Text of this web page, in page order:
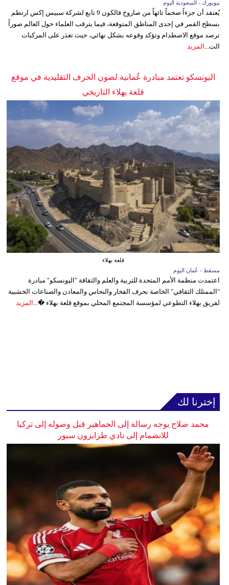
نيويورك - السعودية اليوم
يُعتقد أن جزءاً ضخماً تائهاً من صاروخ فالكون 9 تابع لشركة سبيس إكس ارتطم
بسطح القمر في إحدى المناطق المتوقعة، فيما يترقب العلماء حول العالم صوراً
ترصد موقع الاصطدام وتؤكد وقوعه بشكل نهائي، حيث تعذر على المركبات
الت... المزيد
اليونسكو تعتمد مبادرة عُمانية لصون الحرف التقليدية في موقع
قلعة بهلاء التاريخي
قلعة بهلاء
مسقط - عُمان اليوم
اعتمدت منظمة الأمم المتحدة للتربية والعلم والثقافة "اليونسكو" مبادرة
"الممتلك الثقافي" الخاصة بحرف الفخار والنحاس والمعادن والصناعات الخشبية
لفريق بهلاء التطوعي لمؤسسة المجتمع المحلي بموقع قلعة بهلاء �... المزيد
إخترنا لك
محمد صلاح يوجه رسالة إلى الجماهير قبل وصوله إلى تركيا
للانضمام إلى نادي طرابزون سبور